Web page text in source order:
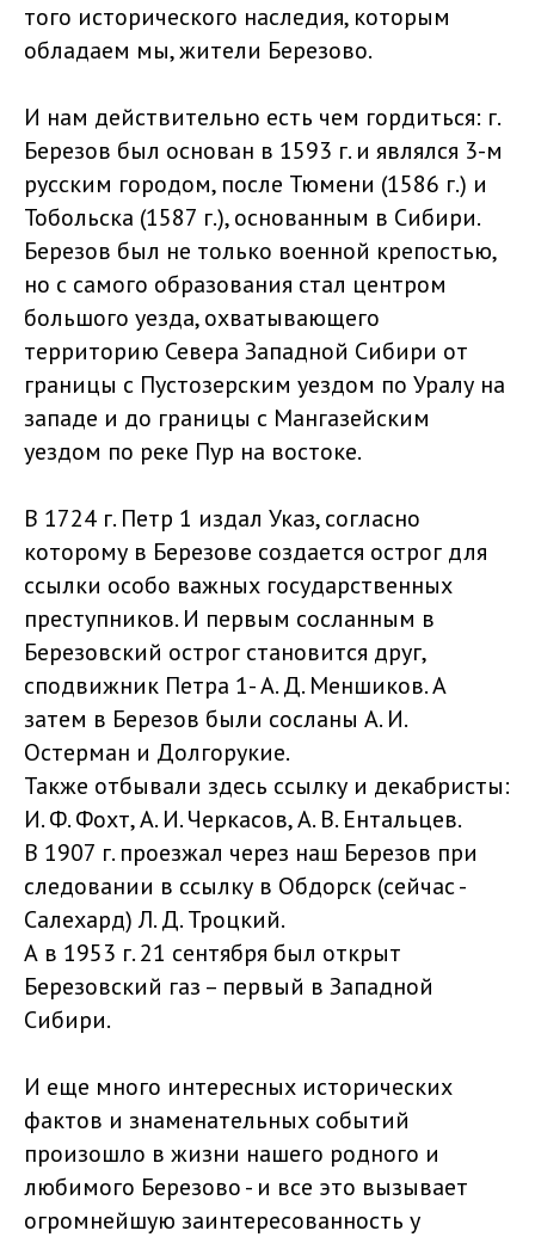
того исторического наследия, которым
обладаем мы, жители Березово.
И нам действительно есть чем гордиться: г.
Березов был основан в 1593 г. и являлся 3-м
русским городом, после Тюмени (1586 г.) и
Тобольска (1587 г.), основанным в Сибири.
Березов был не только военной крепостью,
но с самого образования стал центром
большого уезда, охватывающего
территорию Севера Западной Сибири от
границы с Пустозерским уездом по Уралу на
западе и до границы с Мангазейским
уездом по реке Пур на востоке.
В 1724 г. Петр 1 издал Указ, согласно
которому в Березове создается острог для
ссылки особо важных государственных
преступников. И первым сосланным в
Березовский острог становится друг,
сподвижник Петра 1- А. Д. Меншиков. А
затем в Березов были сосланы А. И.
Остерман и Долгорукие.
Также отбывали здесь ссылку и декабристы:
И. Ф. Фохт, А. И. Черкасов, А. В. Ентальцев.
В 1907 г. проезжал через наш Березов при
следовании в ссылку в Обдорск (сейчас -
Салехард) Л. Д. Троцкий.
А в 1953 г. 21 сентября был открыт
Березовский газ – первый в Западной
Сибири.
И еще много интересных исторических
фактов и знаменательных событий
произошло в жизни нашего родного и
любимого Березово - и все это вызывает
огромнейшую заинтересованность у